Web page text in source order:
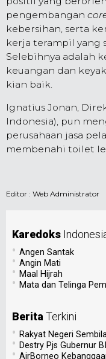
pengembangan
kebersihan, serta
kerja terampil yang
Selebihnya adalah
keuangan dan
kian baik.
Ignatius Jonan,
Indonesia), pun
perusahaan jasa
membenahi toilet
Editor : Web Administrator
Karedoks
• Angen Santak
• Angin Mati
• Maal Hijrah
• Mata dan Telinga
Berita Terkini
• Rakyat Negeri
• Destry Pjs Gubernur BI
• AirBorneo